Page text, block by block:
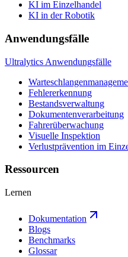
KI im Einzelhandel
KI in der Robotik
Anwendungsfälle
Ultralytics Anwendungsfälle
Fehlererkennung
Bestandsverwaltung
Dokumentenverarbeitung
Fahrerüberwachung
Visuelle Inspektion
Verlustprävention im
Ressourcen
Lernen
Dokumentation
Blogs
Benchmarks
Glossar